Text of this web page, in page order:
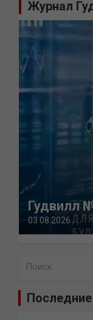
Журнал
Гудвилл
03.08.2026